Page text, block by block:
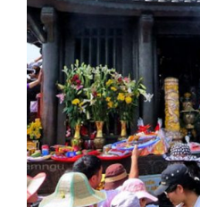
Thời
GIÁ TOUR: